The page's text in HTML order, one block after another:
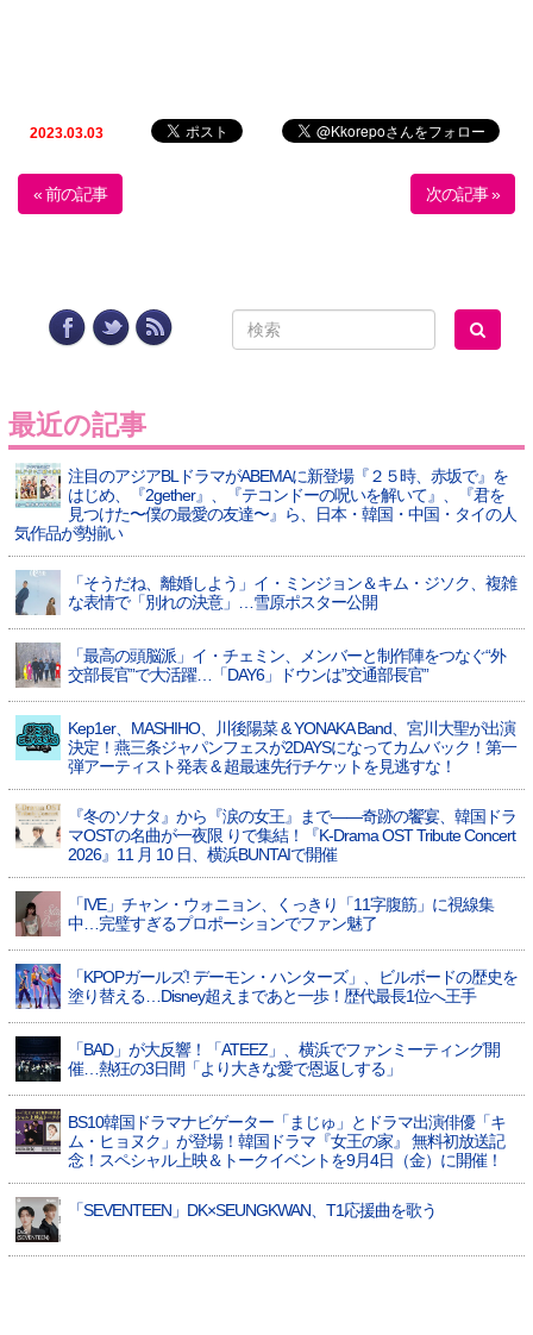
2023.03.03
« 前の記事 次の記事 »
最近の記事
注目のアジアBLドラマがABEMAに新登場『２５時、赤坂で』を
はじめ、『2gether』、『テコンドーの呪いを解いて』、『君を
見つけた〜僕の最愛の友達〜』ら、日本・韓国・中国・タイの人
気作品が勢揃い
「そうだね、離婚しよう」イ・ミンジョン＆キム・ジソク、複雑
な表情で「別れの決意」…雪原ポスター公開
「最高の頭脳派」イ・チェミン、メンバーと制作陣をつなぐ“外
交部長官”で大活躍…「DAY6」ドウンは”交通部長官”
Kep1er、MASHIHO、川後陽菜 & YONAKA Band、宮川大聖が出演
決定！燕三条ジャパンフェスが2DAYSになってカムバック！第一
弾アーティスト発表 & 超最速先行チケットを見逃すな！
『冬のソナタ』から『涙の女王』まで――奇跡の饗宴、韓国ドラ
マOSTの名曲が一夜限 りで集結！『K-Drama OST Tribute Concert
2026』11 月 10 日、横浜BUNTAIで開催
「IVE」チャン・ウォニョン、くっきり「11字腹筋」に視線集
中…完璧すぎるプロポーションでファン魅了
「KPOPガールズ! デーモン・ハンターズ」、ビルボードの歴史を
塗り替える…Disney超えまであと一歩！歴代最長1位へ王手
「BAD」が大反響！「ATEEZ」、横浜でファンミーティング開
催…熱狂の3日間「より大きな愛で恩返しする」
BS10韓国ドラマナビゲーター「まじゅ」とドラマ出演俳優「キ
ム・ヒョヌク」が登場！韓国ドラマ『女王の家』 無料初放送記
念！スペシャル上映＆トークイベントを9月4日（金）に開催！
「SEVENTEEN」DK×SEUNGKWAN、T1応援曲を歌う